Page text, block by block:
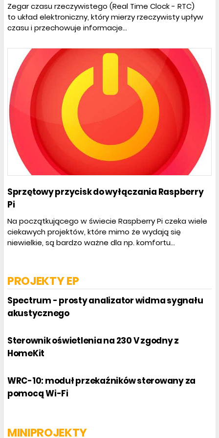
Zegar czasu rzeczywistego (Real Time Clock - RTC)
to układ elektroniczny, który mierzy rzeczywisty upływ
czasu i przechowuje informacje...
Sprzętowy przycisk do wyłączania Raspberry
Pi
Na początkującego w świecie Raspberry Pi czeka wiele
ciekawych projektów, które mimo że wydają się
niewielkie, są bardzo ważne dla np. komfortu...
PROJEKTY EP
Spectrum - prosty analizator widma sygnału
akustycznego
Sterownik oświetlenia na 230 V zgodny z
HomeKit
WRC-10: moduł przekaźników sterowany za
pomocą Wi-Fi
MINIPROJEKTY